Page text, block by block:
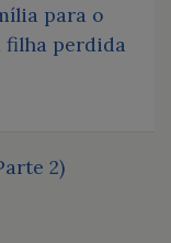
para o
filha perdida
2)